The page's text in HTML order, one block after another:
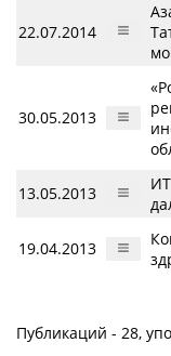
22.07.2014
30.05.2013
13.05.2013
19.04.2013
Публикаций - 28,